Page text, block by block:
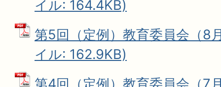
イル: 164.4KB)
第5回（定例）教育委員会（8
イル: 162.9KB)